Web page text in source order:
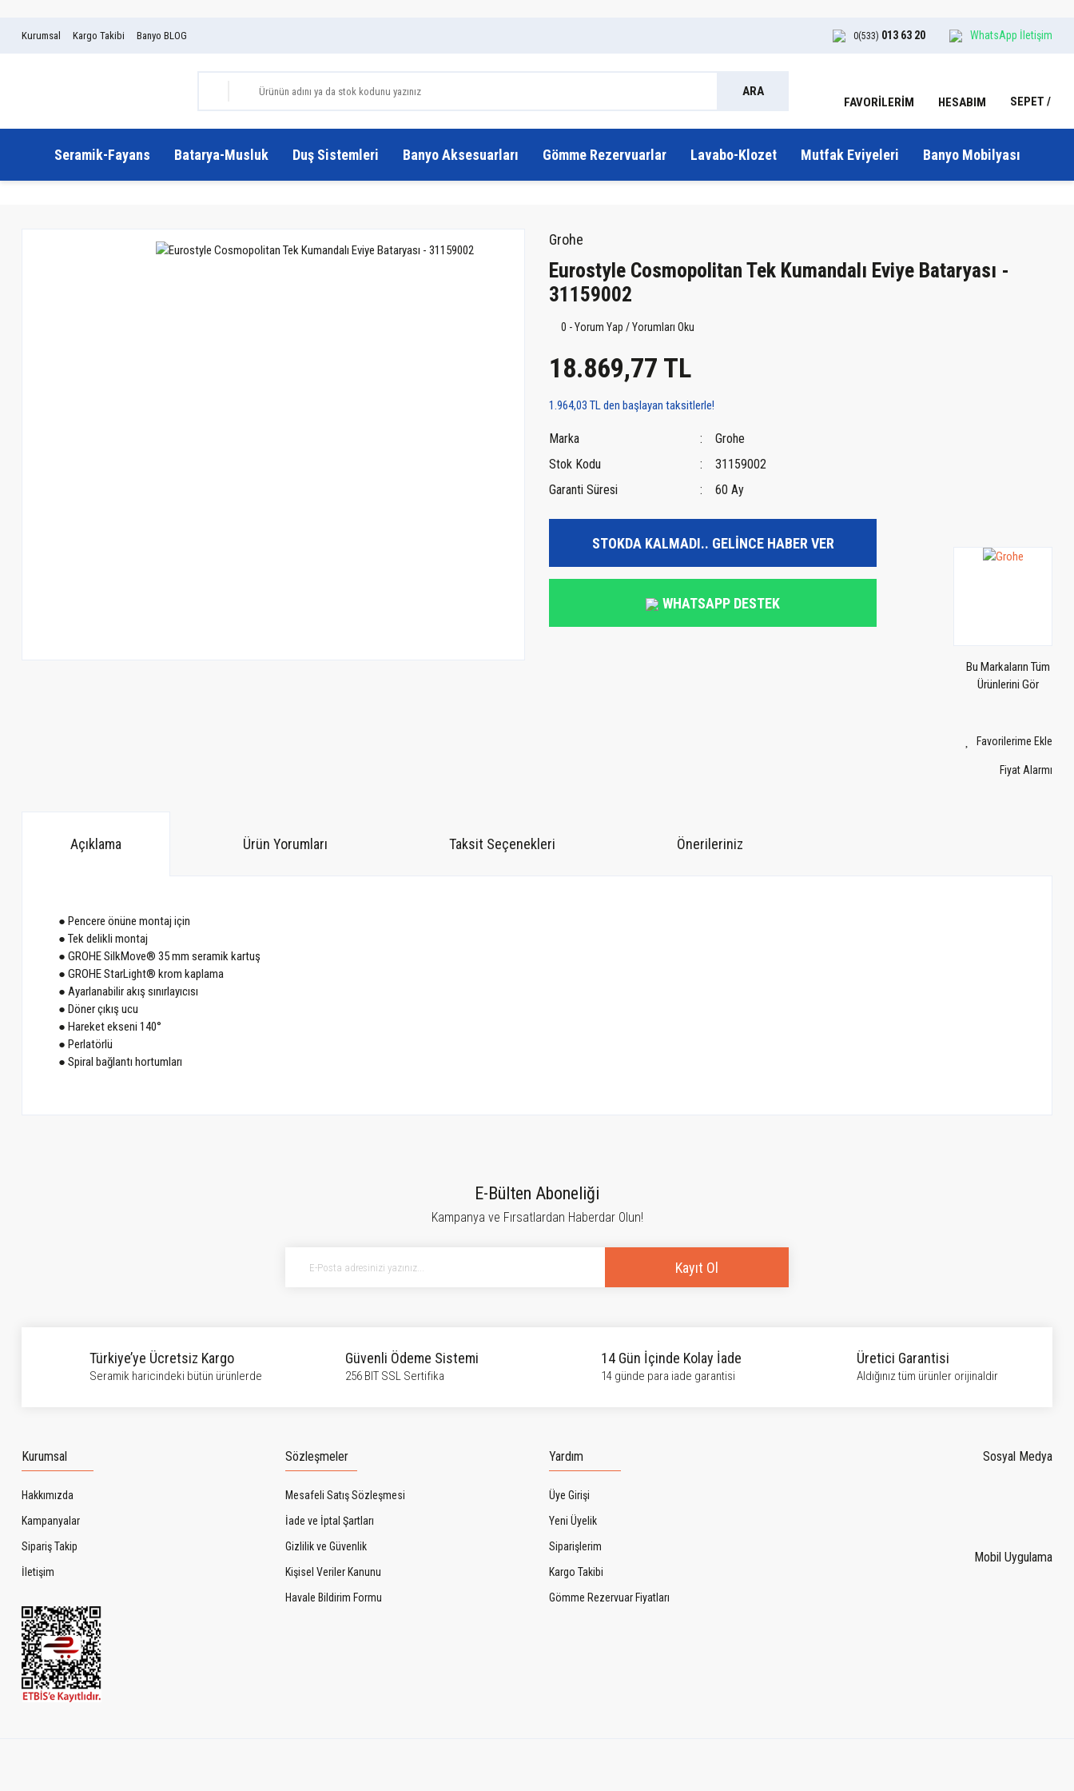
Kurumsal Kargo Takibi Banyo BLOG 0(533) 013 63 20 WhatsApp İletişim
ARA
FAVORİLERİM HESABIM SEPET
Seramik-Fayans Batarya-Musluk Duş Sistemleri Banyo Aksesuarları Gömme Rezervuarlar Lavabo-Klozet Mutfak Eviyeleri Banyo Mobilyası
Grohe
Eurostyle Cosmopolitan Tek Kumandalı Eviye Bataryası -
31159002
0 - Yorum Yap / Yorumları Oku
18.869,77 TL
1.964,03 TL den başlayan taksitlerle!
Marka
Grohe
Stok Kodu
31159002
Garanti Süresi
60 Ay
STOKDA KALMADI.. GELİNCE HABER VER
WHATSAPP DESTEK
Bu Markaların Tüm
Ürünlerini Gör
Fiyat Alarmı
Açıklama Ürün Yorumları Taksit Seçenekleri Önerileriniz
● Pencere önüne montaj için
● Tek delikli montaj
● GROHE SilkMove® 35 mm seramik kartuş
● GROHE StarLight® krom kaplama
● Ayarlanabilir akış sınırlayıcısı
● Döner çıkış ucu
● Hareket ekseni 140°
● Perlatörlü
● Spiral bağlantı hortumları
Bu ürüne ilk yorumu siz yapın!
E-Bülten Aboneliği
Kampanya ve Fırsatlardan Haberdar Olun!
Kayıt Ol
Türkiye’ye Ücretsiz Kargo
Seramik haricindeki bütün ürünlerde
Güvenli Ödeme Sistemi
256 BIT SSL Sertifika
14 Gün İçinde Kolay İade
14 günde para iade garantisi
Üretici Garantisi
Aldığınız tüm ürünler orijinaldir
Kurumsal
Hakkımızda
Kampanyalar
Sipariş Takip
İletişim
Sözleşmeler
Mesafeli Satış Sözleşmesi
İade ve İptal Şartları
Gizlilik ve Güvenlik
Kişisel Veriler Kanunu
Havale Bildirim Formu
Yardım
Üye Girişi
Yeni Üyelik
Siparişlerim
Kargo Takibi
Gömme Rezervuar Fiyatları
Sosyal Medya
Mobil Uygulama